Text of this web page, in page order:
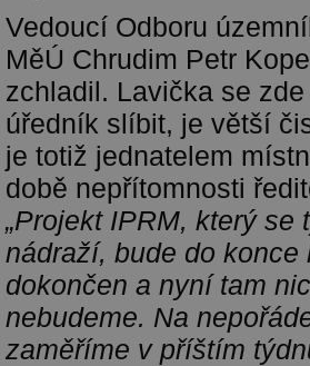
Vedoucí Odboru
MěÚ Chrudim Petr
zchladil. Lavička se
úředník slíbit, je větší
je totiž jednatelem
době nepřítomnosti
„Projekt IPRM, který
nádraží, bude do
dokončen a nyní tam
nebudeme. Na
zaměříme v příštím